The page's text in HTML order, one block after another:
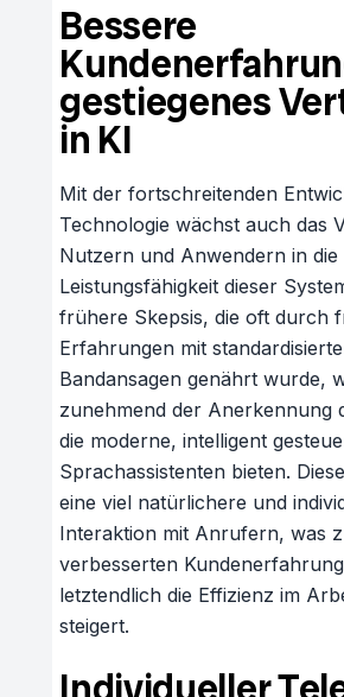
Bessere
gestiegenes
in KI
Mit der fortschreitenden
Technologie wächst auch das
Nutzern und Anwendern in die
Leistungsfähigkeit dieser
frühere Skepsis, die oft durch
Erfahrungen mit
Bandansagen genährt wurde,
zunehmend der Anerkennung
die moderne, intelligent
Sprachassistenten bieten.
eine viel natürlichere und
Interaktion mit Anrufern, was
verbesserten
letztendlich die Effizienz im
steigert.